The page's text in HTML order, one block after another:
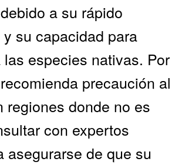
a su rápido
su capacidad para
especies nativas. Por
precaución al
regiones donde no es
con expertos
asegurarse de que su